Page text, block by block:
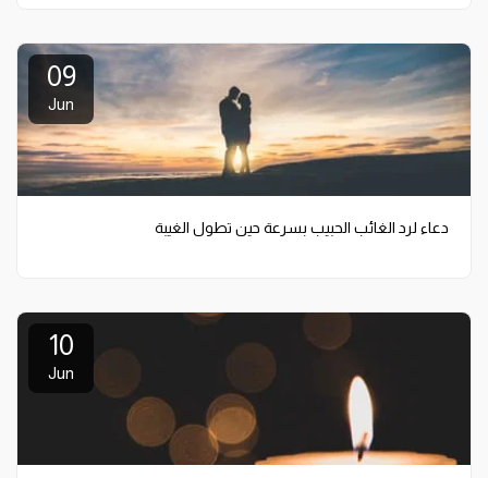
09
Jun
دعاء لرد الغائب الحبيب بسرعة حين تطول الغيبة
10
Jun